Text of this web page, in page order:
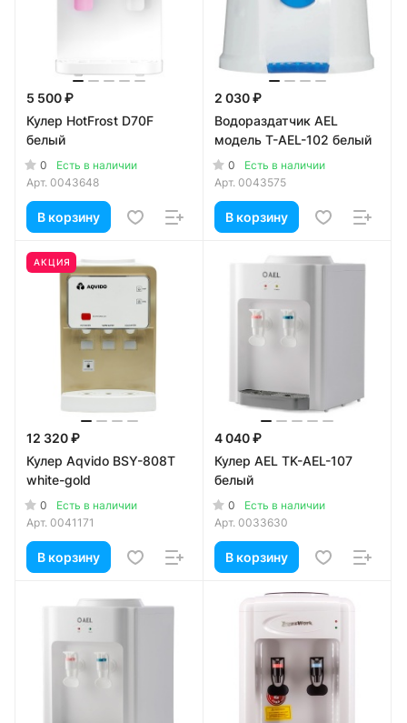
5 500 ₽
Кулер HotFrost D70F
белый
0
Есть в наличии
Арт. 0043648
В корзину
2 030 ₽
Водораздатчик AEL
модель T-AEL-102 белый
0
Есть в наличии
Арт. 0043575
В корзину
АКЦИЯ
12 320 ₽
Кулер Aqvido BSY-808Т
white-gold
0
Есть в наличии
Арт. 0041171
В корзину
4 040 ₽
Кулер AEL TK-AEL-107
белый
0
Есть в наличии
Арт. 0033630
В корзину